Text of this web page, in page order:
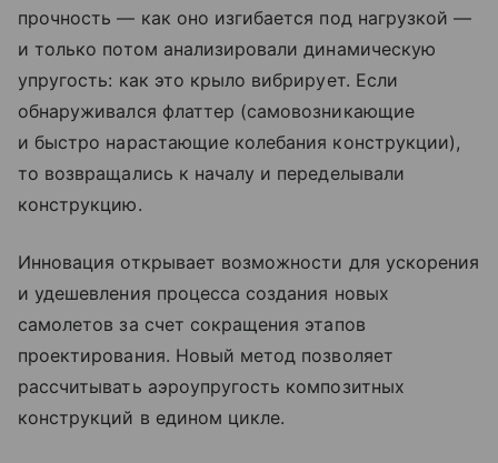
прочность — как оно изгибается под нагрузкой —
и только потом анализировали динамическую
упругость: как это крыло вибрирует. Если
обнаруживался флаттер (самовозникающие
и быстро нарастающие колебания конструкции),
то возвращались к началу и переделывали
конструкцию.
Инновация открывает возможности для ускорения
и удешевления процесса создания новых
самолетов за счет сокращения этапов
проектирования. Новый метод позволяет
рассчитывать аэроупругость композитных
конструкций в едином цикле.